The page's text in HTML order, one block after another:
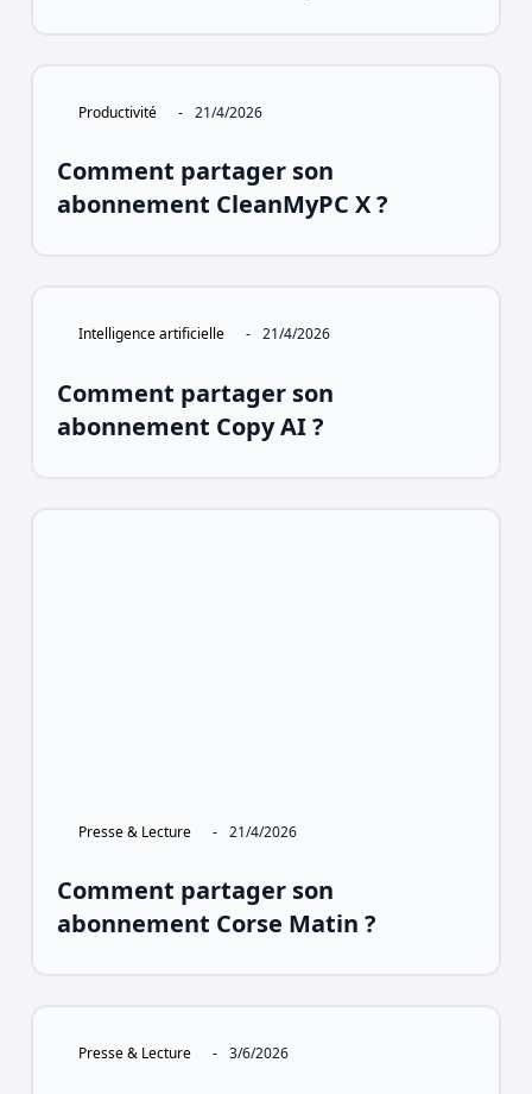
Productivité - 21/4/2026
Comment partager son
abonnement CleanMyPC X ?
Intelligence artificielle - 21/4/2026
Comment partager son
abonnement Copy AI ?
Presse & Lecture - 21/4/2026
Comment partager son
abonnement Corse Matin ?
Presse & Lecture - 3/6/2026